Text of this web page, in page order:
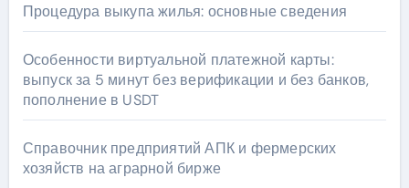
Процедура выкупа жилья: основные сведения
Особенности виртуальной платежной карты:
выпуск за 5 минут без верификации и без банков,
пополнение в USDT
Справочник предприятий АПК и фермерских
хозяйств на аграрной бирже